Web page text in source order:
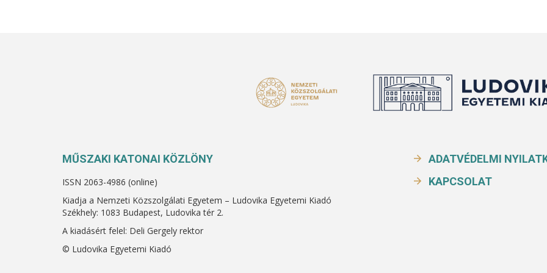
MŰSZAKI KATONAI KÖZLÖNY
ISSN 2063-4986 (online)
Kiadja a Nemzeti Közszolgálati Egyetem – Ludovika Egyetemi Kiadó
Székhely: 1083 Budapest, Ludovika tér 2.
A kiadásért felel: Deli Gergely rektor
© Ludovika Egyetemi Kiadó
ADATVÉDELMI
KAPCSOLAT